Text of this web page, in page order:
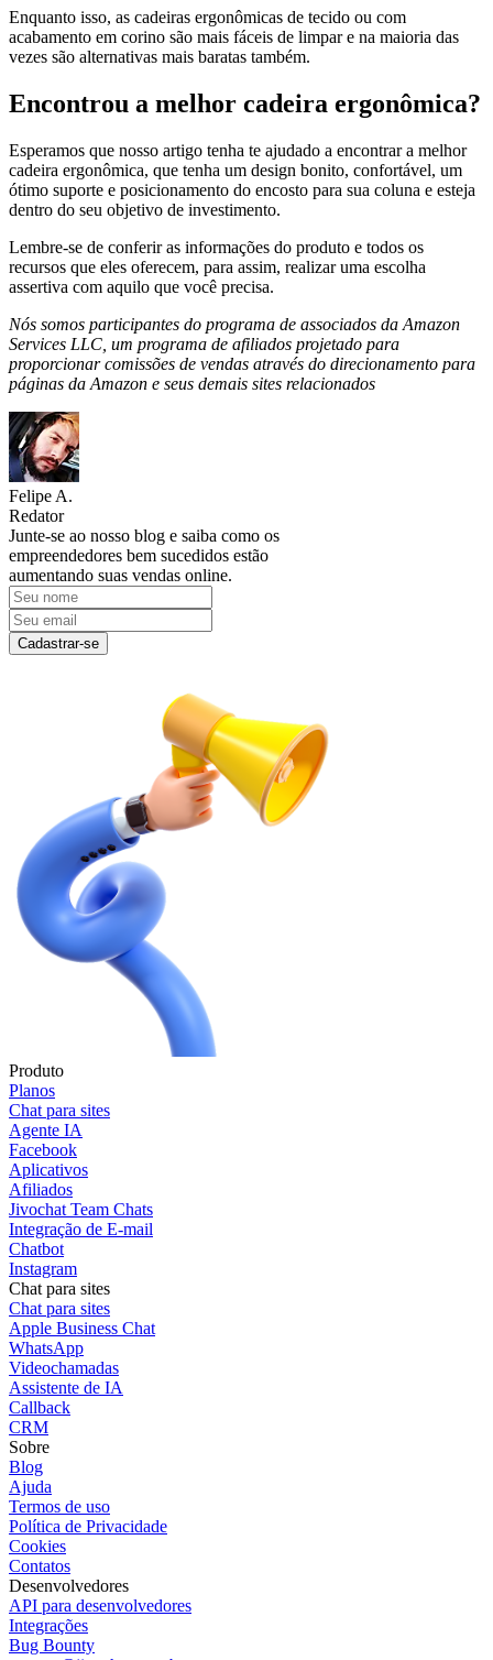
Enquanto isso, as cadeiras ergonômicas de tecido ou com
acabamento em corino são mais fáceis de limpar e na maioria das
vezes são alternativas mais baratas também.
Encontrou a melhor cadeira ergonômica?
Esperamos que nosso artigo tenha te ajudado a encontrar a melhor
cadeira ergonômica, que tenha um design bonito, confortável, um
ótimo suporte e posicionamento do encosto para sua coluna e esteja
dentro do seu objetivo de investimento.
Lembre-se de conferir as informações do produto e todos os
recursos que eles oferecem, para assim, realizar uma escolha
assertiva com aquilo que você precisa.
Nós somos participantes do programa de associados da Amazon
Services LLC, um programa de afiliados projetado para
proporcionar comissões de vendas através do direcionamento para
páginas da Amazon e seus demais sites relacionados
Felipe A.
Redator
Junte-se ao nosso blog e saiba como os
empreendedores bem sucedidos estão
aumentando suas vendas online.
Cadastrar-se
Produto
Planos
Chat para sites
Agente IA
Facebook
Aplicativos
Afiliados
Jivochat Team Chats
Integração de E-mail
Chatbot
Instagram
Chat para sites
Chat para sites
Apple Business Chat
WhatsApp
Videochamadas
Assistente de IA
Callback
CRM
Sobre
Blog
Ajuda
Termos de uso
Política de Privacidade
Cookies
Contatos
Desenvolvedores
API para desenvolvedores
Integrações
Bug Bounty